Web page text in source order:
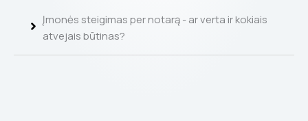
Įmonės steigimas per notarą - ar verta ir kokiais
atvejais būtinas?